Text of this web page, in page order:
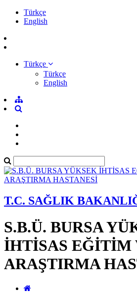
Türkçe
English
Türkçe
Türkçe
English
T.C. SAĞLIK
S.B.Ü. BURSA
İHTİSAS EĞİTİM
ARAŞTIRMA